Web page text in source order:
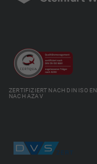
ZERTIFIZIERT NACH DIN ISO
NACH AZAV